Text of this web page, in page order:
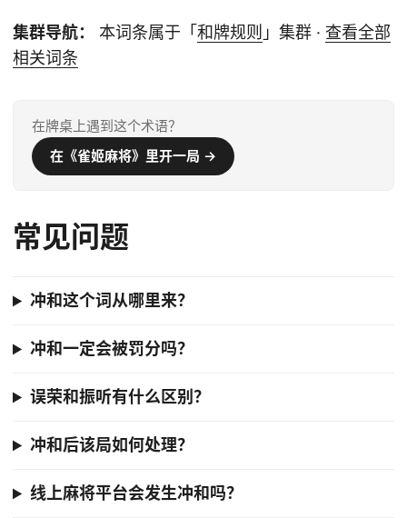
集群导航： 本词条属于「 和牌规则 」集群 · 查看全部
相关词条
在牌桌上遇到这个术语？
在《雀姬麻将》里开一局 →
常见问题
冲和这个词从哪里来？
冲和一定会被罚分吗？
误荣和振听有什么区别？
冲和后该局如何处理？
线上麻将平台会发生冲和吗？